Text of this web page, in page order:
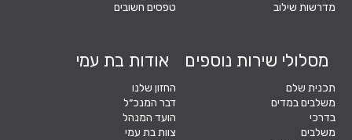
מדרשות שילוב
טפסים חשובים
מסלולי שירות נוספים
תכנית שלם
משלבים במדים
בדרכי
משלבים
אודות בת עמי
החזון שלנו
דבר המנכ״ל
הועד המנהל
צוות בת עמי